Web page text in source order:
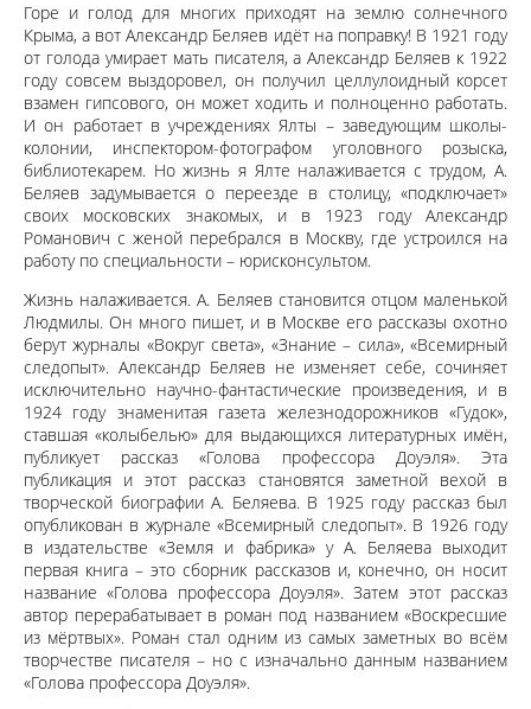
Горе и голод для многих приходят на землю солнечного
Крыма, а вот Александр Беляев идёт на поправку! В 1921 году
от голода умирает мать писателя, а Александр Беляев к 1922
году совсем выздоровел, он получил целлулоидный корсет
взамен гипсового, он может ходить и полноценно работать.
И он работает в учреждениях Ялты – заведующим школы-
колонии, инспектором-фотографом уголовного розыска,
библиотекарем. Но жизнь я Ялте налаживается с трудом, А.
Беляев задумывается о переезде в столицу, «подключает»
своих московских знакомых, и в 1923 году Александр
Романович с женой перебрался в Москву, где устроился на
работу по специальности – юрисконсультом.
Жизнь налаживается. А. Беляев становится отцом маленькой
Людмилы. Он много пишет, и в Москве его рассказы охотно
берут журналы «Вокруг света», «Знание – сила», «Всемирный
следопыт». Александр Беляев не изменяет себе, сочиняет
исключительно научно-фантастические произведения, и в
1924 году знаменитая газета железнодорожников «Гудок»,
ставшая «колыбелью» для выдающихся литературных имён,
публикует рассказ «Голова профессора Доуэля». Эта
публикация и этот рассказ становятся заметной вехой в
творческой биографии А. Беляева. В 1925 году рассказ был
опубликован в журнале «Всемирный следопыт». В 1926 году
в издательстве «Земля и фабрика» у А. Беляева выходит
первая книга – это сборник рассказов и, конечно, он носит
название «Голова профессора Доуэля». Затем этот рассказ
автор перерабатывает в роман под названием «Воскресшие
из мёртвых». Роман стал одним из самых заметных во всём
творчестве писателя – но с изначально данным названием
«Голова профессора Доуэля».